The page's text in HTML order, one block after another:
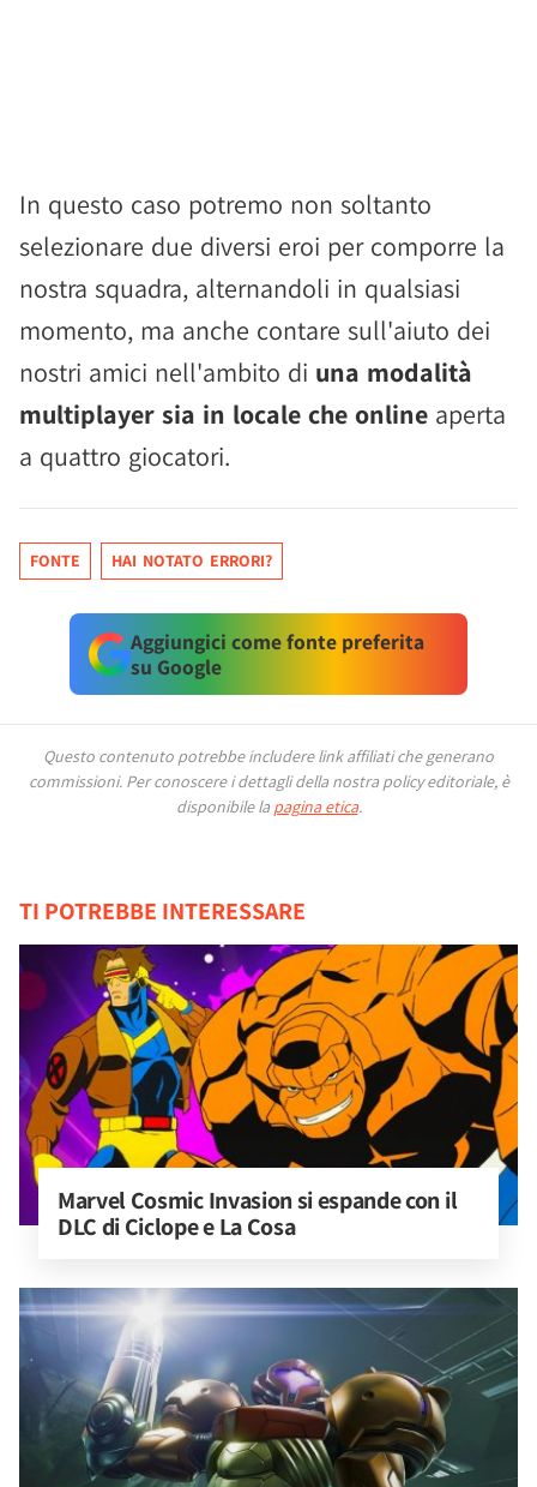
In questo caso potremo non soltanto
selezionare due diversi eroi per comporre la
nostra squadra, alternandoli in qualsiasi
momento, ma anche contare sull'aiuto dei
nostri amici nell'ambito di una modalità
multiplayer sia in locale che online aperta
a quattro giocatori.
FONTE HAI NOTATO ERRORI?
Aggiungici come fonte preferita
su Google
Questo contenuto potrebbe includere link affiliati che generano
commissioni. Per conoscere i dettagli della nostra policy editoriale, è
disponibile la pagina etica.
TI POTREBBE INTERESSARE
Marvel Cosmic Invasion si espande con il
DLC di Ciclope e La Cosa